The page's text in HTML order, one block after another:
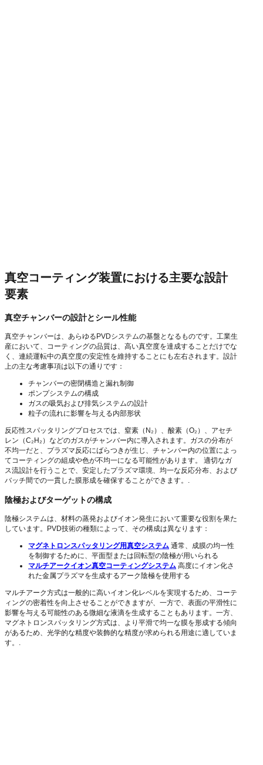
真空コーティング装置における主要な設計
要素
真空チャンバーの設計とシール性能
真空チャンバーは、あらゆるPVDシステムの基盤となるものです。工業生
産において、コーティングの品質は、高い真空度を達成することだけでな
く、連続運転中の真空度の安定性を維持することにも左右されます。設計
上の主な考慮事項は以下の通りです：
チャンバーの密閉構造と漏れ制御
ポンプシステムの構成
ガスの吸気および排気システムの設計
粒子の流れに影響を与える内部形状
反応性スパッタリングプロセスでは、窒素（N₂）、酸素（O₂）、アセチ
レン（C₂H₂）などのガスがチャンバー内に導入されます。ガスの分布が
不均一だと、プラズマ反応にばらつきが生じ、チャンバー内の位置によっ
てコーティングの組成や色が不均一になる可能性があります。 適切なガ
ス流設計を行うことで、安定したプラズマ環境、均一な反応分布、および
バッチ間での一貫した膜形成を確保することができます。.
陰極およびターゲットの構成
陰極システムは、材料の蒸発およびイオン発生において重要な役割を果た
しています。PVD技術の種類によって、その構成は異なります：
マグネトロンスパッタリング用真空システム 通常、成膜の均一性
を制御するために、平面型または回転型の陰極が用いられる
マルチアークイオン真空コーティングシステム 高度にイオン化さ
れた金属プラズマを生成するアーク陰極を使用する
マルチアーク方式は一般的に高いイオン化レベルを実現するため、コーテ
ィングの密着性を向上させることができますが、一方で、表面の平滑性に
影響を与える可能性のある微細な液滴を生成することもあります。一方、
マグネトロンスパッタリング方式は、より平滑で均一な膜を形成する傾向
があるため、光学的な精度や装飾的な精度が求められる用途に適していま
す。.